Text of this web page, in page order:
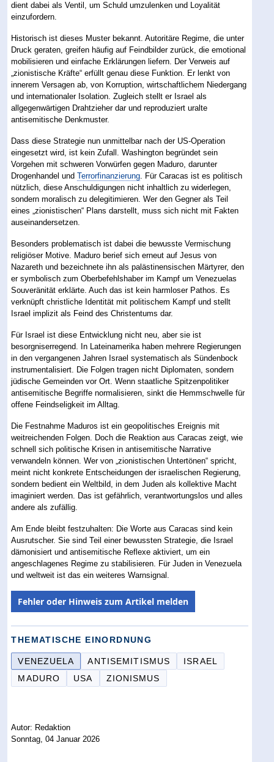
dient dabei als Ventil, um Schuld umzulenken und Loyalität
einzufordern.
Historisch ist dieses Muster bekannt. Autoritäre Regime, die unter
Druck geraten, greifen häufig auf Feindbilder zurück, die emotional
mobilisieren und einfache Erklärungen liefern. Der Verweis auf
„zionistische Kräfte“ erfüllt genau diese Funktion. Er lenkt von
innerem Versagen ab, von Korruption, wirtschaftlichem Niedergang
und internationaler Isolation. Zugleich stellt er Israel als
allgegenwärtigen Drahtzieher dar und reproduziert uralte
antisemitische Denkmuster.
Dass diese Strategie nun unmittelbar nach der US-Operation
eingesetzt wird, ist kein Zufall. Washington begründet sein
Vorgehen mit schweren Vorwürfen gegen Maduro, darunter
Drogenhandel undTerrorfinanzierung. Für Caracas ist es politisch
nützlich, diese Anschuldigungen nicht inhaltlich zu widerlegen,
sondern moralisch zu delegitimieren. Wer den Gegner als Teil
eines „zionistischen“ Plans darstellt, muss sich nicht mit Fakten
auseinandersetzen.
Besonders problematisch ist dabei die bewusste Vermischung
religiöser Motive. Maduro berief sich erneut auf Jesus von
Nazareth und bezeichnete ihn als palästinensischen Märtyrer, den
er symbolisch zum Oberbefehlshaber im Kampf um Venezuelas
Souveränität erklärte. Auch das ist kein harmloser Pathos. Es
verknüpft christliche Identität mit politischem Kampf und stellt
Israel implizit als Feind des Christentums dar.
Für Israel ist diese Entwicklung nicht neu, aber sie ist
besorgniserregend. In Lateinamerika haben mehrere Regierungen
in den vergangenen Jahren Israel systematisch als Sündenbock
instrumentalisiert. Die Folgen tragen nicht Diplomaten, sondern
jüdische Gemeinden vor Ort. Wenn staatliche Spitzenpolitiker
antisemitische Begriffe normalisieren, sinkt die Hemmschwelle für
offene Feindseligkeit im Alltag.
Die Festnahme Maduros ist ein geopolitisches Ereignis mit
weitreichenden Folgen. Doch die Reaktion aus Caracas zeigt, wie
schnell sich politische Krisen in antisemitische Narrative
verwandeln können. Wer von „zionistischen Untertönen“ spricht,
meint nicht konkrete Entscheidungen der israelischen Regierung,
sondern bedient ein Weltbild, in dem Juden als kollektive Macht
imaginiert werden. Das ist gefährlich, verantwortungslos und alles
andere als zufällig.
Am Ende bleibt festzuhalten: Die Worte aus Caracas sind kein
Ausrutscher. Sie sind Teil einer bewussten Strategie, die Israel
dämonisiert und antisemitische Reflexe aktiviert, um ein
angeschlagenes Regime zu stabilisieren. Für Juden in Venezuela
und weltweit ist das ein weiteres Warnsignal.
Fehler oder Hinweis zum Artikel melden
THEMATISCHE EINORDNUNG
VENEZUELA ANTISEMITISMUS
ISRAEL
MADURO
USA ZIONISMUS
Autor: Redaktion
Sonntag, 04 Januar 2026